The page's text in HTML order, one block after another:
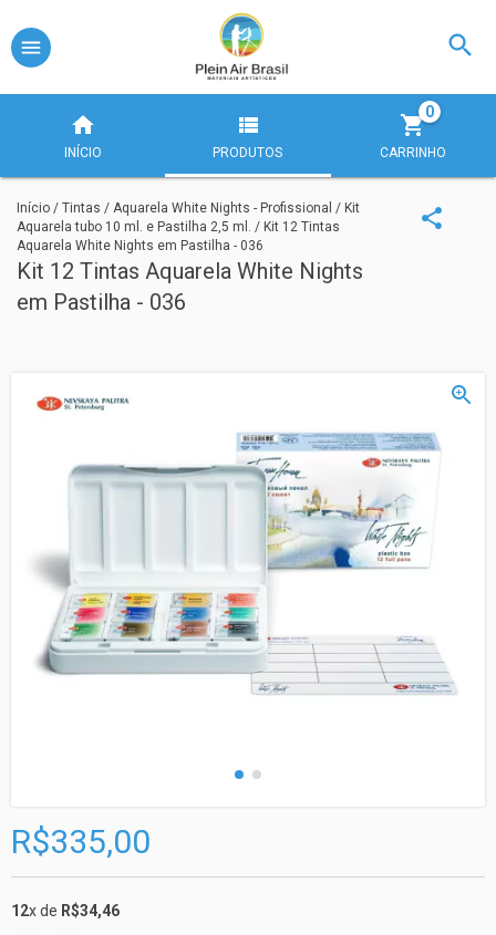
INÍCIO PRODUTOS CARRINHO
0
Início / Tintas / Aquarela White Nights - Profissional / Kit
Aquarela tubo 10 ml. e Pastilha 2,5 ml. / Kit 12 Tintas
Aquarela White Nights em Pastilha - 036
Kit 12 Tintas Aquarela White Nights
em Pastilha - 036
R$335,00
12x de R$34,46